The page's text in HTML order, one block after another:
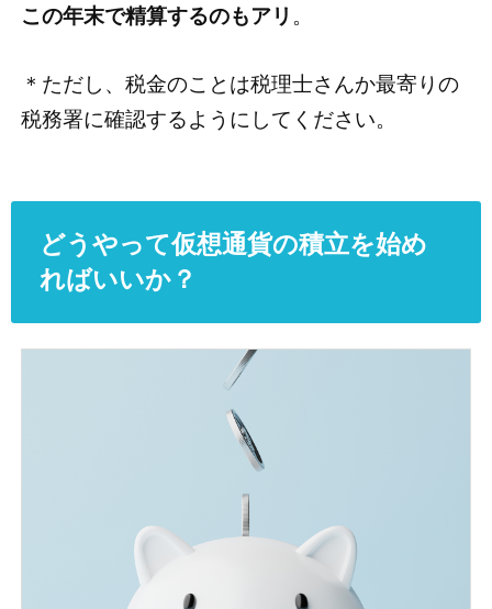
この年末で精算するのもアリ 。
＊ただし、税金のことは税理士さんか最寄りの
税務署に確認するようにしてください。
どうやって仮想通貨の積立を始め
ればいいか？